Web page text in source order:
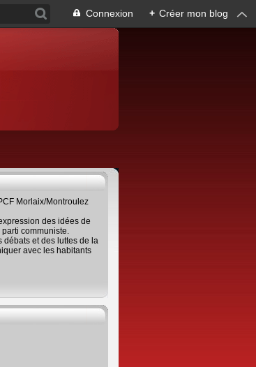
Connexion + Créer mon blog
Morlaix/Montroulez
des idées de
communiste.
débats et des luttes de la
avec les habitants